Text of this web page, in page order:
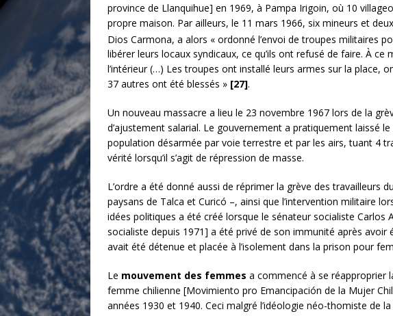
province de Llanquihue] en 1969, à Pampa Irigoin, où 10
propre maison. Par ailleurs, le 11 mars 1966, six mineurs et
Dios Carmona, a alors « ordonné l’envoi de troupes militaires
libérer leurs locaux syndicaux, ce qu’ils ont refusé de faire. À
l’intérieur (…) Les troupes ont installé leurs armes sur la
37 autres ont été blessés » [27].
Un nouveau massacre a lieu le 23 novembre 1967 lors de la
d’ajustement salarial. Le gouvernement a pratiquement laissé
population désarmée par voie terrestre et par les airs, tuant 4
vérité lorsqu’il s’agit de répression de masse.
L’ordre a été donné aussi de réprimer la grève des travailleurs
paysans de Talca et Curicó –, ainsi que l’intervention militaire
idées politiques a été créé lorsque le sénateur socialiste
socialiste depuis 1971] a été privé de son immunité après
avait été détenue et placée à l’isolement dans la prison pour
Le mouvement des femmes a commencé à se réapproprier
femme chilienne [Movimiento pro Emancipación de la Mujer
années 1930 et 1940. Ceci malgré l’idéologie néo-thomiste de